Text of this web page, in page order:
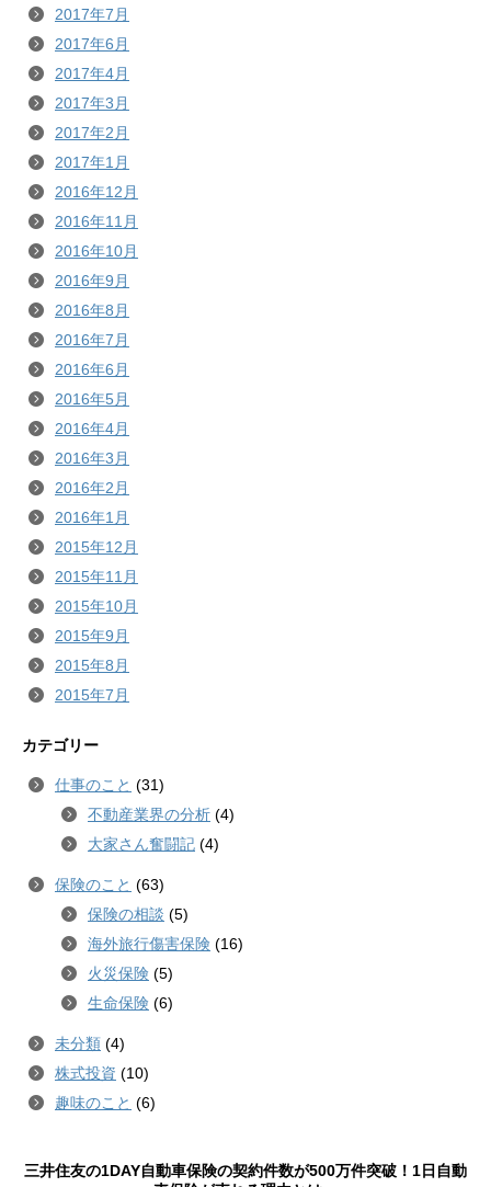
2017年7月
2017年6月
2017年4月
2017年3月
2017年2月
2017年1月
2016年12月
2016年11月
2016年10月
2016年9月
2016年8月
2016年7月
2016年6月
2016年5月
2016年4月
2016年3月
2016年2月
2016年1月
2015年12月
2015年11月
2015年10月
2015年9月
2015年8月
2015年7月
カテゴリー
仕事のこと (31)
不動産業界の分析 (4)
大家さん奮闘記 (4)
保険のこと (63)
保険の相談 (5)
海外旅行傷害保険 (16)
火災保険 (5)
生命保険 (6)
未分類 (4)
株式投資 (10)
趣味のこと (6)
三井住友の1DAY自動車保険の契約件数が500万件突破！1日自動